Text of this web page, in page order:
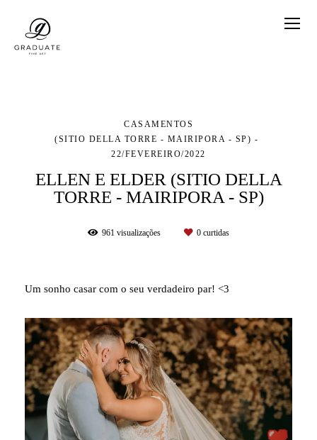
CASAMENTOS
(SITIO DELLA TORRE - MAIRIPORA - SP)
22/FEVEREIRO/2022
ELLEN E ELDER (SITIO DELLA
TORRE - MAIRIPORA - SP)
961 visualizações 0 curtidas
Um sonho casar com o seu verdadeiro par! <3